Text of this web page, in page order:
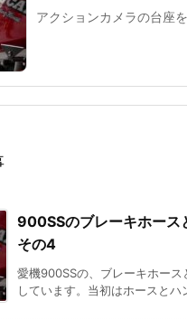
アクションカメラの台座
900SSのブレーキホース
その4
愛機900SSの、ブレーキホース
しています。当初はホースとハ